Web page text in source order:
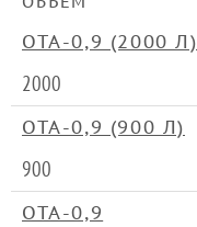
ОТА-0,9 (2000 Л)
2000
ОТА-0,9 (900 Л)
900
ОТА-0,9